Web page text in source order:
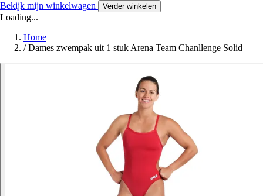
Bekijk mijn winkelwagen Verder winkelen
Loading...
Home
/ Dames zwempak uit 1 stuk Arena Team Chanllenge Solid